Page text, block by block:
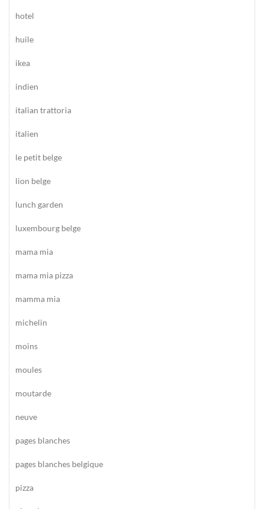
hotel
huile
ikea
indien
italian trattoria
italien
le petit belge
lion belge
lunch garden
luxembourg belge
mama mia
mama mia pizza
mamma mia
michelin
moins
moules
moutarde
neuve
pages blanches
pages blanches belgique
pizza